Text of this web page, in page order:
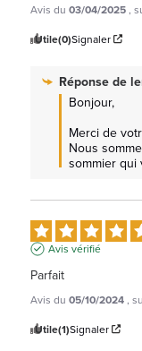
Avis du 03/04/2025,
Utile(0)Signaler
Réponse de
Bonjour,
Merci de
Nous
sommier qui
Avis vérifié
Parfait
Avis du 05/10/2024,
Utile(1)Signaler